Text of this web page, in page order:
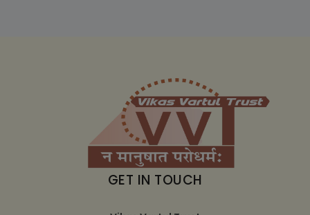
GET IN TOUCH